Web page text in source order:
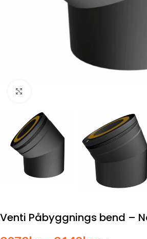
Venti Påbyggnings bend –